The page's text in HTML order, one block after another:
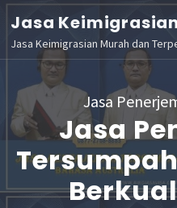
Lompat
ke
konten
(Tekan
Enter)
Jasa Keimigrasian
Jasa Keimigrasian Murah dan
Jasa
Jasa